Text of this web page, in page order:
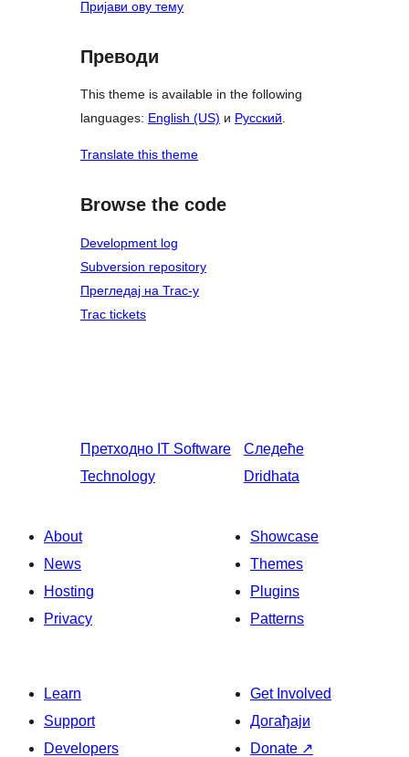
Пријави ову тему
Преводи
This theme is available in the following
languages: English (US) и Русский.
Translate this theme
Browse the code
Development log
Subversion repository
Прегледај на Trac-у
Trac tickets
Претходно IT Software
Technology
Следеће
Dridhata
About
News
Hosting
Privacy
Showcase
Themes
Plugins
Patterns
Learn
Support
Developers
Get Involved
Догађаји
Donate ↗